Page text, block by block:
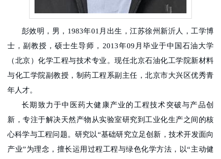
业
教
教
学
彭效明，男， 1983年01 月出生，江苏徐州新沂人，工学博
士，副教授，硕士生导师， 2013年09 月毕业于中国石油大学
（北京）化学工程与技术专业。现任北京石油化工学院新材料
与化工学院副教授， 制药工程系副主任 ，北京市大兴区优秀青
年人才。
长期致力于中医药大健康产业的工程技术突破与产品创
新，专注于解决天然产物从实验室研究到工业化生产之间的核
心科学与工程问题。研究以“基础研究立足创新，技术开发面向
产业”为理念，擅长运用过程工程与绿色化学方法，以“主动健